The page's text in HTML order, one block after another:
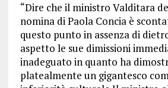
“Dire che il ministro Valditara
nomina di Paola Concia è
questo punto in assenza di
aspetto le sue dimissioni
inadeguato in quanto ha
platealmente un gigantesco